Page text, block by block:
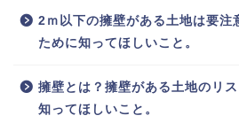
2ｍ以下の擁壁がある土地は要注
ために知ってほしいこと。
擁壁とは？擁壁がある土地のリ
知ってほしいこと。